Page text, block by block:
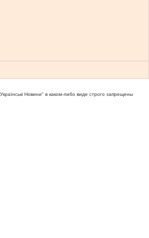
Новини" в каком-либо виде строго запрещены